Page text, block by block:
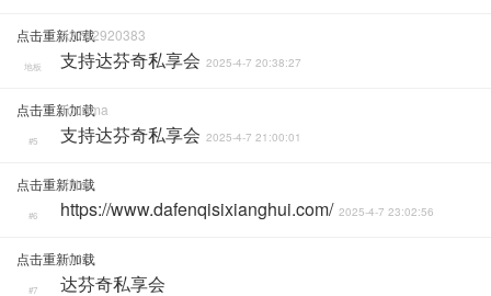
点击重新加载A2742920383
地板 支持达芬奇私享会 2025-4-7 20:38:27
点击重新加载
Toddma
#5 支持达芬奇私享会 2025-4-7 21:00:01
点击重新加载
Xithe
#6 https://www.dafenqisixianghui.com/ 2025-4-7 23:02:56
点击重新加载
Lwt
#7 达芬奇私享会